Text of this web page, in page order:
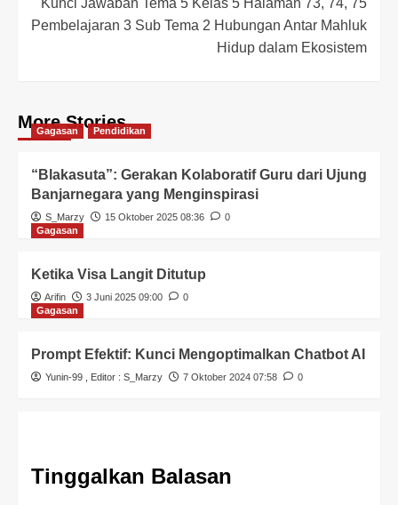
Kunci Jawaban Tema 5 Kelas 5 Halaman 73, 74, 75
Pembelajaran 3 Sub Tema 2 Hubungan Antar Mahluk
Hidup dalam Ekosistem
More Stories
Gagasan Pendidikan
“Blakasuta”: Gerakan Kolaboratif Guru dari Ujung
Banjarnegara yang Menginspirasi
S_Marzy 15 Oktober 2025 08:36
0
Gagasan
Ketika Visa Langit Ditutup
Arifin 3 Juni 2025 09:00
0
Gagasan
Prompt Efektif: Kunci Mengoptimalkan Chatbot AI
Yunin-99 , Editor : S_Marzy 7 Oktober 2024 07:58 0
Tinggalkan Balasan